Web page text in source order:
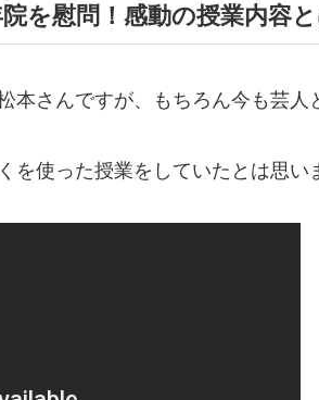
を慰問！感動の授業内容と
さんですが、もちろん今も芸人
使った授業をしていたとは思い